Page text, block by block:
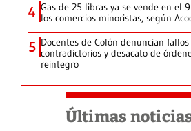
4 Gas de 25 libras ya se vende en el
los comercios minoristas, según
5 Docentes de Colón denuncian fallos
contradictorios y desacato de
reintegro
Últimas